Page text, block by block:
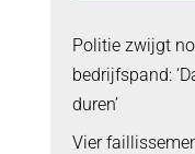
Politie zwijgt
bedrijfspand:
duren’
Vier